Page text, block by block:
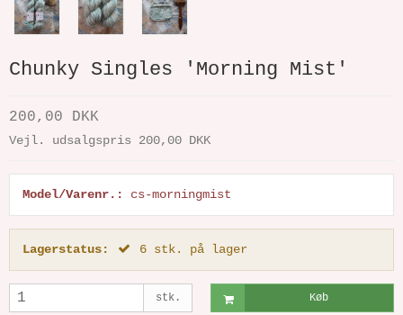
Chunky Singles 'Morning Mist'
200,00 DKK
Vejl. udsalgspris 200,00 DKK
Model/Varenr.: cs-morningmist
Lagerstatus: 6 stk. på lager
stk. Køb